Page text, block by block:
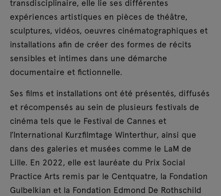
transdisciplinaire, elle lie ses différentes
expériences artistiques en pièces de théâtre,
sculptures, vidéos, oeuvres cinématographiques et
installations afin de créer des formes de récits
sensibles et intimes dans une démarche
documentaire et fictionnelle.
Ses films et installations ont été présentés, diffusés
et récompensés au sein de plusieurs festivals de
cinéma tels que le Festival de Cannes et
l’International Kurzfilmtage Winterthur, ainsi que
dans des galeries et musées comme le LaM de
Lille. En 2022, elle est lauréate du Prix Social
Practice Arts remis par le Centquatre, la Fondation
Gulbelkian et la Fondation Edmond De Rothschild